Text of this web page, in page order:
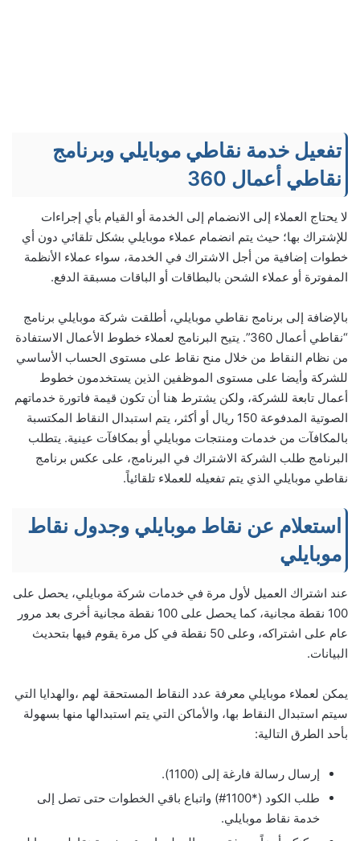
تفعيل خدمة نقاطي موبايلي وبرنامج
نقاطي أعمال 360
لا يحتاج العملاء إلى الانضمام إلى الخدمة أو القيام بأي إجراءات
للإشتراك بها؛ حيث يتم انضمام عملاء موبايلي بشكل تلقائي دون أي
خطوات إضافية من أجل الاشتراك في الخدمة، سواء عملاء الأنظمة
المفوترة أو عملاء الشحن بالبطاقات أو الباقات مسبقة الدفع.
بالإضافة إلى برنامج نقاطي موبايلي، أطلقت شركة موبايلي برنامج
“نقاطي أعمال 360”. يتيح البرنامج لعملاء خطوط الأعمال الاستفادة
من نظام النقاط من خلال منح نقاط على مستوى الحساب الأساسي
للشركة وأيضا على مستوى الموظفين الذين يستخدمون خطوط
أعمال تابعة للشركة، ولكن يشترط هنا أن تكون قيمة فاتورة خدماتهم
الصوتية المدفوعة 150 ريال أو أكثر، يتم استبدال النقاط المكتسبة
بالمكافآت من خدمات ومنتجات موبايلي أو بمكافآت عينية. يتطلب
البرنامج طلب الشركة الاشتراك في البرنامج، على عكس برنامج
نقاطي موبايلي الذي يتم تفعيله للعملاء تلقائياً.
استعلام عن نقاط موبايلي وجدول نقاط
موبايلي
عند اشتراك العميل لأول مرة في خدمات شركة موبايلي، يحصل على
100 نقطة مجانية، كما يحصل على 100 نقطة مجانية أخرى بعد مرور
عام على اشتراكه، وعلى 50 نقطة في كل مرة يقوم فيها بتحديث
البيانات.
يمكن لعملاء موبايلي معرفة عدد النقاط المستحقة لهم ،والهدايا التي
سيتم استبدال النقاط بها، والأماكن التي يتم استبدالها منها بسهولة
بأحد الطرق التالية:
إرسال رسالة فارغة إلى (1100).
طلب الكود (*1100#) واتباع باقي الخطوات حتى تصل إلى
خدمة نقاط موبايلي.